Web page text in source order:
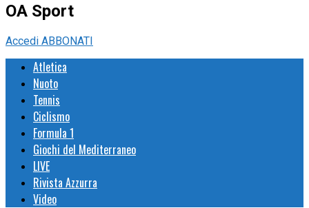
OA Sport
Accedi ABBONATI
Atletica
Nuoto
Tennis
Ciclismo
Formula 1
Giochi del Mediterraneo
LIVE
Rivista Azzurra
Video